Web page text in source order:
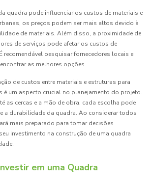
quadra pode influenciar os custos de materiais e
os preços podem ser mais altos devido à
de materiais. Além disso, a proximidade de
de serviços pode afetar os custos de
recomendável pesquisar fornecedores locais e
as melhores opções.
de custos entre materiais e estruturas para
um aspecto crucial no planejamento do projeto.
as cercas e a mão de obra, cada escolha pode
a durabilidade da quadra. Ao considerar todos
mais preparado para tomar decisões
investimento na construção de uma quadra
em uma Quadra